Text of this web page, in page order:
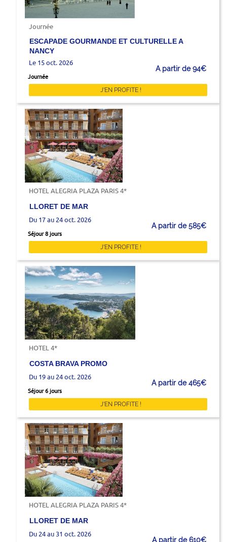
Journée
ESCAPADE GOURMANDE ET CULTURELLE A
NANCY
Le 15 oct. 2026
Journée
A partir de 94€
J'EN PROFITE !
HOTEL ALEGRIA PLAZA PARIS 4*
LLORET DE MAR
Du 17 au 24 oct. 2026
Séjour 8 jours
A partir de 585€
J'EN PROFITE !
HOTEL 4*
COSTA BRAVA PROMO
Du 19 au 24 oct. 2026
Séjour 6 jours
A partir de 465€
J'EN PROFITE !
HOTEL ALEGRIA PLAZA PARIS 4*
LLORET DE MAR
Du 24 au 31 oct. 2026
A partir de 610€